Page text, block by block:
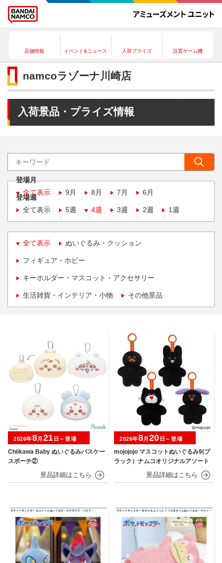
店舗情報 イベント&ニュース 入荷プライズ 設置ゲーム機
namcoラゾーナ川崎店
入荷景品・プライズ情報
登場月
全て表示
9月 8月 7月 6月
登場週
全て表示
5週 4週 3週 2週 1週
全て表示 ぬいぐるみ・クッション
フィギュア・ホビー
キーホルダー・マスコット・アクセサリー
生活雑貨・インテリア・小物 その他景品
Chiikawa Baby ぬいぐるみパスケー
スポーチ②
2026年8月 21 日～登場
mojojojo マスコットぬいぐるみ9(ブ
ラック）ナムコオリジナルアソート
2026年8月 20 日～登場